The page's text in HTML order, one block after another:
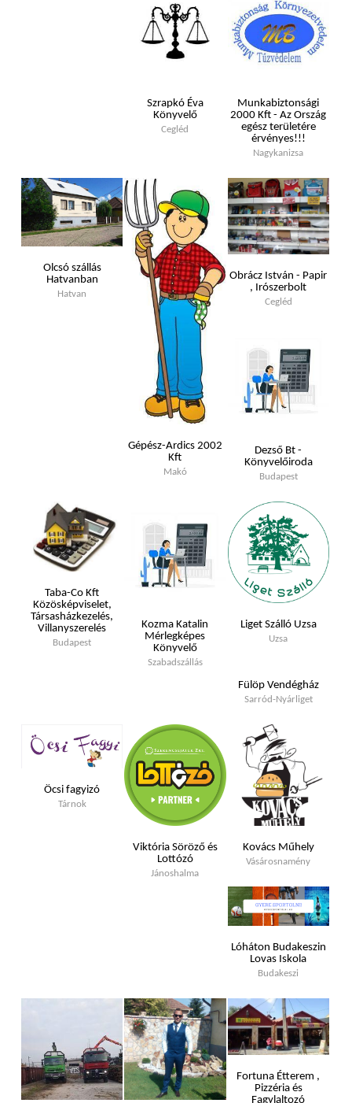
Szrapkó Éva
Könyvelő
Cegléd
Munkabiztonsági
2000 Kft - Az Ország
egész területére
érvényes!!!
Nagykanizsa
Olcsó szállás
Hatvanban
Hatvan
Gépész-Ardics 2002
Kft
Makó
Obrácz István - Papir
, Irószerbolt
Cegléd
Dezső Bt -
Könyvelőiroda
Budapest
Taba-Co Kft
Közösképviselet,
Társasházkezelés,
Villanyszerelés
Budapest
Kozma Katalin
Mérlegképes
Könyvelő
Szabadszállás
Liget Szálló Uzsa
Uzsa
Fülöp Vendégház
Sarród-Nyárliget
Öcsi fagyizó
Tárnok
Viktória Söröző és
Lottózó
Jánoshalma
Kovács Műhely
Vásárosnamény
Lóháton Budakeszin
Lovas Iskola
Budakeszi
Fortuna Étterem ,
Pizzéria és
Fagylaltozó